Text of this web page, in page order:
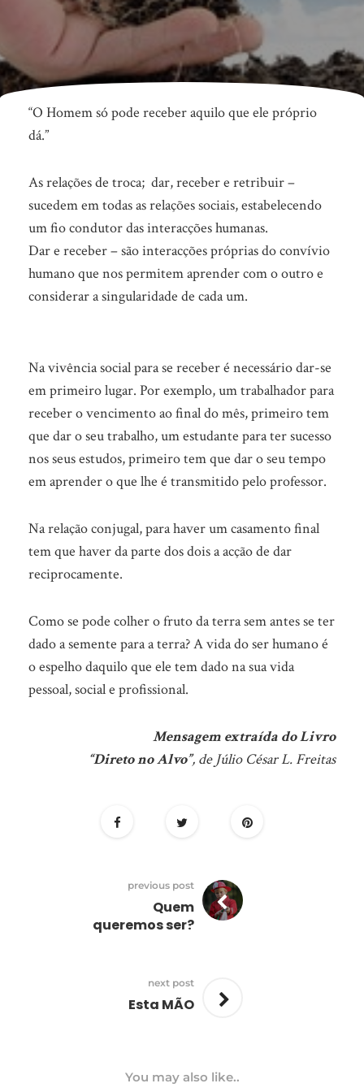
Dando
e
“O Homem só pode receber aquilo que ele próprio
dá.”
As relações de troca; dar, receber e retribuir –
sucedem em todas as relações sociais, estabelecendo
um fio condutor das interacções humanas.
Dar e receber – são interacções próprias do convívio
humano que nos permitem aprender com o outro e
considerar a singularidade de cada um.
Na vivência social para se receber é necessário dar-se
em primeiro lugar. Por exemplo, um trabalhador para
receber o vencimento ao final do mês, primeiro tem
que dar o seu trabalho, um estudante para ter sucesso
nos seus estudos, primeiro tem que dar o seu tempo
em aprender o que lhe é transmitido pelo professor.
Na relação conjugal, para haver um casamento final
tem que haver da parte dos dois a acção de dar
reciprocamente.
Como se pode colher o fruto da terra sem antes se ter
dado a semente para a terra? A vida do ser humano é
o espelho daquilo que ele tem dado na sua vida
pessoal, social e profissional.
Mensagem extraída do Livro
“Direto no Alvo”, de Júlio César L. Freitas
previous post
Quem
queremos ser?
next post
Esta MÃO
You may also like..